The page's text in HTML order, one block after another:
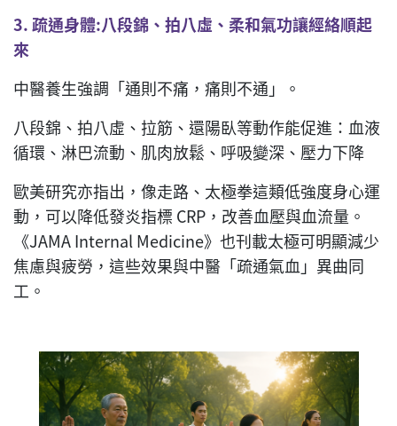
3.疏通身體:八段錦、拍八虛、柔和氣功讓經絡順起
來
中醫養生強調「通則不痛，痛則不通」。
八段錦、拍八虛、拉筋、還陽臥等動作能促進：血液
循環、淋巴流動、肌肉放鬆、呼吸變深、壓力下降
歐美研究亦指出，像走路、太極拳這類低強度身心運
動，可以降低發炎指標 CRP，改善血壓與血流量。
《JAMA Internal Medicine》也刊載太極可明顯減少
焦慮與疲勞，這些效果與中醫「疏通氣血」異曲同
工。